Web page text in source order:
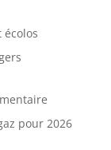
pour 2026